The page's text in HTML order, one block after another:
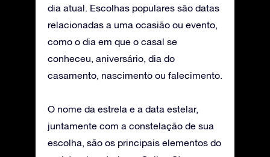
dia atual. Escolhas populares são datas
relacionadas a uma ocasião ou evento,
como o dia em que o casal se
conheceu, aniversário, dia do
casamento, nascimento ou falecimento.
O nome da estrela e a data estelar,
juntamente com a constelação de sua
escolha, são os principais elementos do